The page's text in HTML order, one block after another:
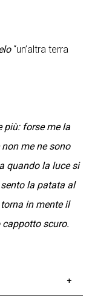
“un’altra terra
più: forse me la
me ne sono
quando la luce si
la patata al
in mente il
scuro.